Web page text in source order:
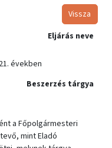
Vissza
Eljárás neve
években
Beszerzés tárgya
a Főpolgármesteri
mint Eladó